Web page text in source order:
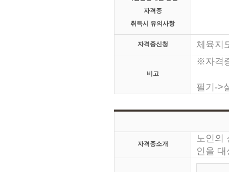
자격증
취득시 유의사항
자격증신청 체육
비고
※자격
필기->
자격증소개
노인의
인을